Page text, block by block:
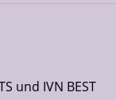
und IVN BEST